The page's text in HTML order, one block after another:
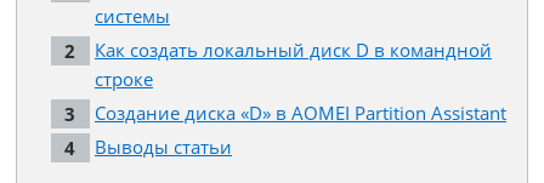
системы
Как создать локальный диск D в командной
строке
Создание диска «D» в AOMEI Partition Assistant
Выводы статьи